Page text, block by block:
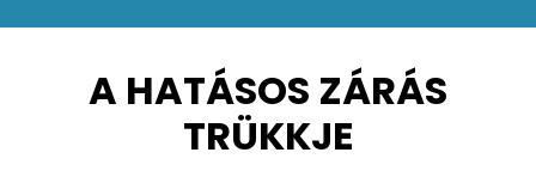
A HATÁSOS ZÁRÁS
TRÜKKJE